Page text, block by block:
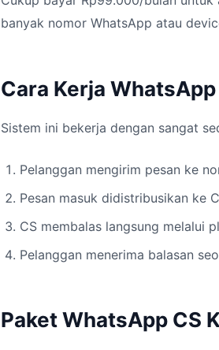
banyak nomor WhatsApp atau
Cara Kerja
Sistem ini bekerja dengan sangat
Pelanggan mengirim pesan ke
Pesan masuk didistribusikan ke
CS membalas langsung melalui
Pelanggan menerima balasan
Paket WhatsApp CS